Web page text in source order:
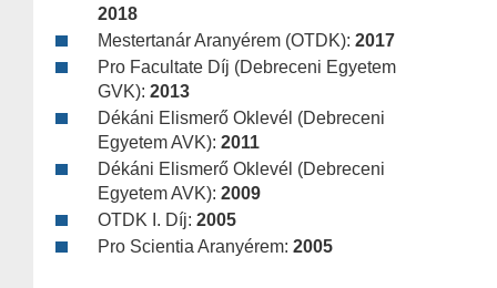
2018
Mestertanár Aranyérem (OTDK): 2017
Pro Facultate Díj (Debreceni Egyetem
GVK): 2013
Dékáni Elismerő Oklevél (Debreceni
Egyetem AVK): 2011
Dékáni Elismerő Oklevél (Debreceni
Egyetem AVK): 2009
OTDK I. Díj: 2005
Pro Scientia Aranyérem: 2005